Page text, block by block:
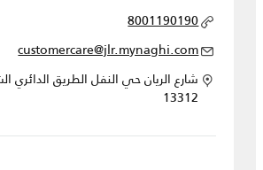
8001190190
customercare@jlr.mynaghi.com
شارع الريان حي النفل الطريق الدائري
13312